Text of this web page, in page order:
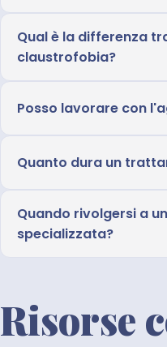
Qual è la differenza
claustrofobia?
Posso lavorare con
Quanto dura un
Quando rivolgersi a
specializzata?
Risorse